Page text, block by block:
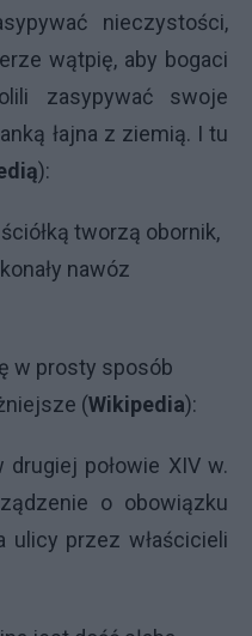
nieczystości,
wątpię, aby bogaci
zasypywać swoje
łajna z ziemią. I tu
):
tworzą obornik,
nawóz
w prosty sposób
(Wikipedia):
połowie XIV w.
o obowiązku
ulicy przez właścicieli